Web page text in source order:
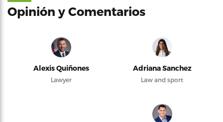
Opinión y Comentarios
Alexis Quiñones
Lawyer
Adriana Sanchez
Law and sport